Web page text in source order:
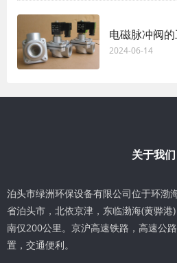
电磁脉冲阀
2024-06-14
关于我们
泊头市绿洲环保设备有限公司位于环渤
省泊头市，北依京津，东临渤海(黄骅
南仅200公里。京沪高速铁路，高速公
置，交通便利。